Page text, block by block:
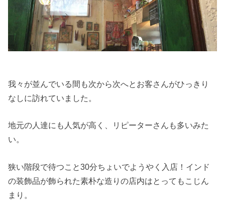
我々が並んでいる間も次から次へとお客さんがひっきり
なしに訪れていました。
地元の人達にも人気が高く、リピーターさんも多いみた
い。
狭い階段で待つこと30分ちょいでようやく入店！インド
の装飾品が飾られた素朴な造りの店内はとってもこじん
まり。